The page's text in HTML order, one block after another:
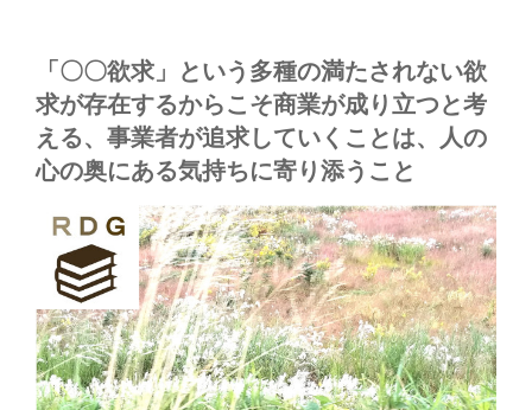
「〇〇欲求」という多種の満たされない欲
求が存在するからこそ商業が成り立つと考
える、事業者が追求していくことは、人の
心の奥にある気持ちに寄り添うこと